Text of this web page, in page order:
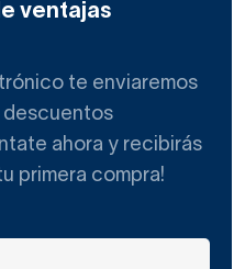
ventajas
te enviaremos
descuentos
ahora y recibirás
primera compra!